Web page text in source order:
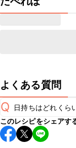
よくある質問
Q 日持ちはどれくら
保存期間は冷蔵で
し上がりください。
このレシピをシェアす